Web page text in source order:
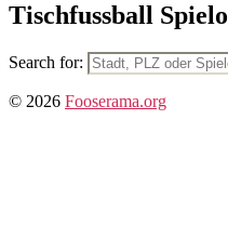
Tischfussball
Search for:
© 2026 Fooserama.org